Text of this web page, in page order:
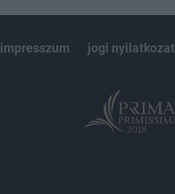
impresszum jogi nyilatkozat